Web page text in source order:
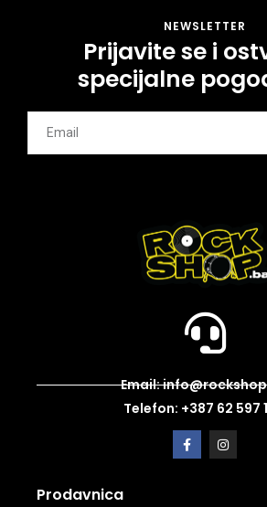
NEWSLETTER
Prijavite se i
specijalne
Email:
Telefon: +387 62 597
Prodavnica